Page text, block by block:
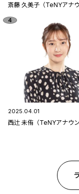
斎藤 久美子（TeNYアナウ
2025.04.01
西辻 未侑（TeNYアナウン